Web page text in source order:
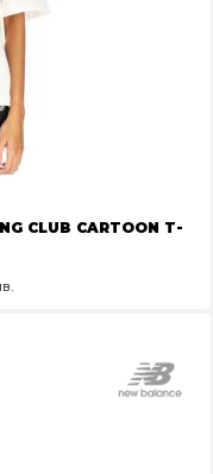
CLUB CARTOON T-